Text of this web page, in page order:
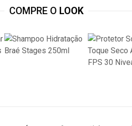
COMPRE O LOOK